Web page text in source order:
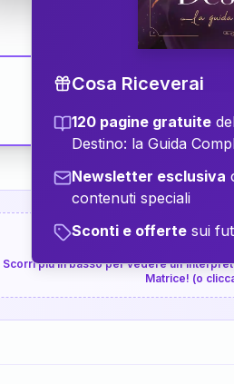
👇 P.S. Interpretazione
Scorri più in basso per vedere
Matrice! (o
Cosa Riceverai
120 pagine gratuite
Destino: la Guida
Newsletter esclusiva
contenuti speciali
Sconti e offerte sui